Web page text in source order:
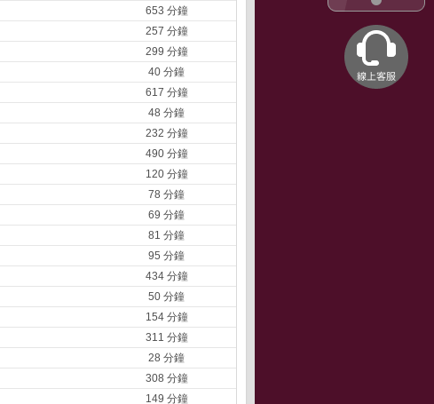
653 分鐘
257 分鐘
299 分鐘
40 分鐘
617 分鐘
48 分鐘
232 分鐘
490 分鐘
120 分鐘
78 分鐘
69 分鐘
81 分鐘
95 分鐘
434 分鐘
50 分鐘
154 分鐘
311 分鐘
28 分鐘
308 分鐘
149 分鐘